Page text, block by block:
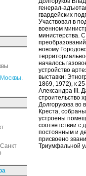
генерал-
гвардейских
Участвовал в
военном
министерства.
новому
началось
устройство
выставки:
1869, 1972), к
Александра III.
строительство
Долгорукова во
Креста,
устроены
соответствии с
постоянным и
присвоено
Триумфальной